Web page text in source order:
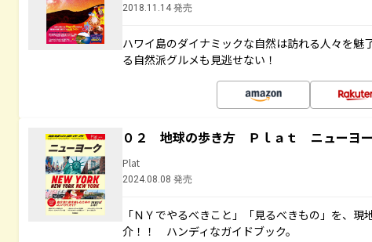
2018.11.14 発売
ハワイ島のダイナミックな自然は訪れる人々を魅
る自然派グルメも見逃せない！
０２ 地球の歩き方 Ｐｌａｔ ニューヨ
Plat
2024.08.08 発売
「ＮＹでやるべきこと」「見るべきもの」を、
介！！ ハンディなガイドブック。